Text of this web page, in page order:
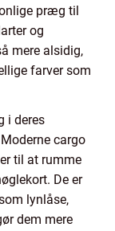
præg til
og
mere alsidig,
farver som
i deres
cargo
til at rumme
De er
lynlåse,
dem mere